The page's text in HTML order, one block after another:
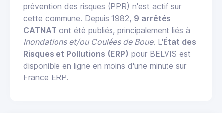
prévention des risques (PPR) n'est actif sur
cette commune. Depuis 1982, 9 arrêtés
CATNAT ont été publiés, principalement liés à
Inondations et/ou Coulées de Boue. L'État des
Risques et Pollutions (ERP) pour BELVIS est
disponible en ligne en moins d'une minute sur
France ERP.